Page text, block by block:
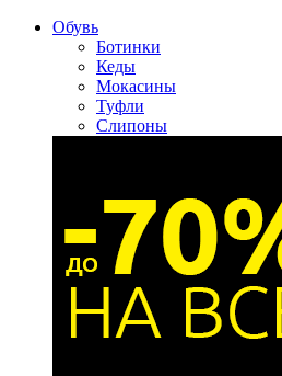
Обувь
Ботинки
Кеды
Мокасины
Туфли
Слипоны